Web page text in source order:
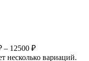
– 12500 ₽
несколько вариаций.